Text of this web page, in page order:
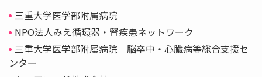
三重大学医学部附属病院
NPO法人みえ循環器・腎疾患ネットワーク
三重大学医学部附属病院 脳卒中・心臓病等総合支援セ
ンター